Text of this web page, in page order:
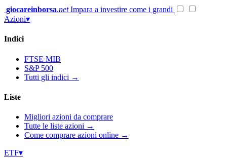
Vai
al
giocareinborsa.net Impara a investire come i grandi
Azioni▾
Indici
FTSE MIB
S&P 500
Tutti gli indici →
Liste
Migliori azioni da comprare
Tutte le liste azioni →
Come comprare azioni online →
ETF▾